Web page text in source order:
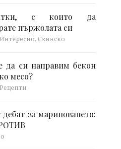
с които да
пържолата си
Свинско
да си направим бекон
месо?
за мариноването: